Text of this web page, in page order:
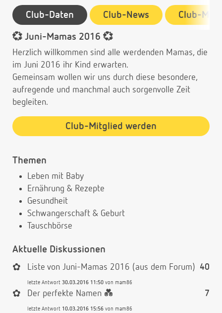
Club-Daten Club-News Club-
💞 Juni-Mamas 2016 💞
Herzlich willkommen sind alle werdenden Mamas, die
im Juni 2016 ihr Kind erwarten.
Gemeinsam wollen wir uns durch diese besondere,
aufregende und manchmal auch sorgenvolle Zeit
begleiten.
Club-Mitglied werden
Themen
Leben mit Baby
Ernährung & Rezepte
Gesundheit
Schwangerschaft & Geburt
Tauschbörse
Aktuelle Diskussionen
40
✿ Liste von Juni-Mamas 2016 (aus dem Forum)
letzte Antwort 30.03.2016 11:50 von mam86
7
✿ Der perfekte Namen 💑
letzte Antwort 10.03.2016 15:56 von mam86